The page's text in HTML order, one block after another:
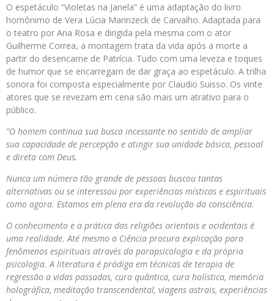
O espetáculo “Violetas na Janela” é uma adaptação do livro
homônimo de Vera Lúcia Marinzeck de Carvalho. Adaptada para
o teatro por Ana Rosa e dirigida pela mesma com o ator
Guilherme Correa, a montagem trata da vida após a morte a
partir do desencarne de Patrícia. Tudo com uma leveza e toques
de humor que se encarregam de dar graça ao espetáculo. A trilha
sonora foi composta especialmente por Claudio Suisso. Os vinte
atores que se revezam em cena são mais um atrativo para o
público.
“O homem continua sua busca incessante no sentido de ampliar
sua capacidade de percepção e atingir sua unidade básica, pessoal
e direta com Deus.
Nunca um número tão grande de pessoas buscou tantas
alternativas ou se interessou por experiências místicas e espirituais
como agora. Estamos em plena era da revolução da consciência.
O conhecimento e a prática das religiões orientais e ocidentais é
uma realidade. Até mesmo a Ciência procura explicação para
fenômenos espirituais através da parapsicologia e da própria
psicologia. A literatura é pródiga em técnicas de terapia de
regressão a vidas passadas, cura quântica, cura holística, memória
holográfica, meditação transcendental, viagens astrais, experiências